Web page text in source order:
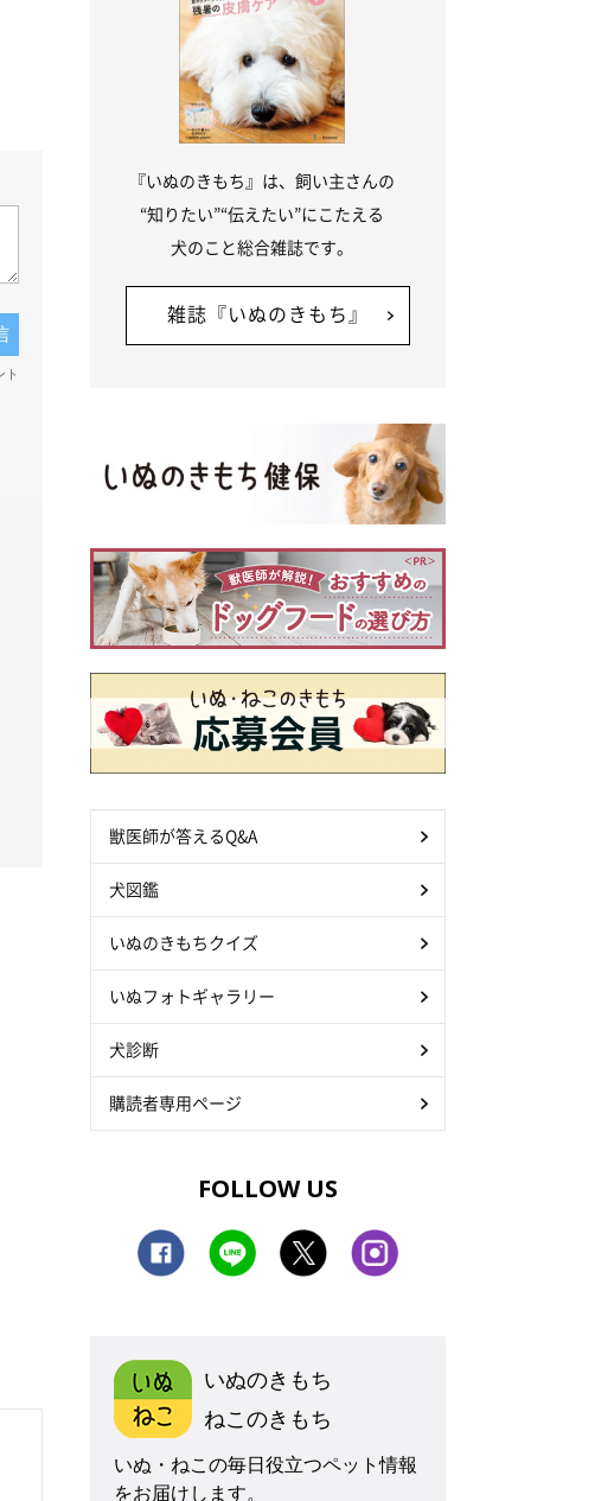
『いぬのきもち』は、飼い主さんの
“知りたい”“伝えたい”にこたえる
犬のこと総合雑誌です。
雑誌『いぬのきもち』
獣医師が答えるQ&A
犬図鑑
いぬのきもちクイズ
いぬフォトギャラリー
犬診断
購読者専用ページ
FOLLOW US
いぬのきもち
ねこのきもち
いぬ・ねこの毎日役立つペット情報
をお届けします。